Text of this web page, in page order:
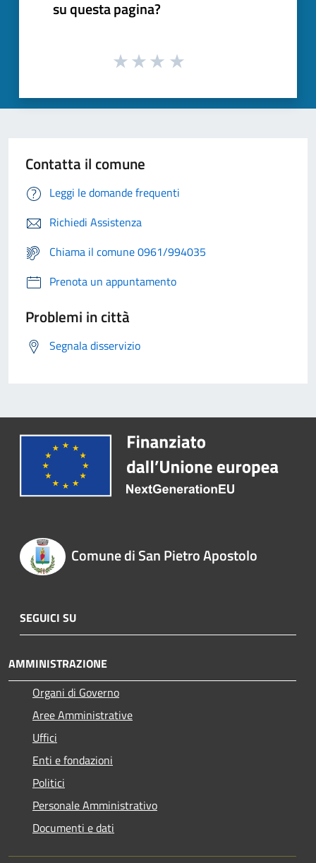
su questa pagina?
Contatta il comune
Leggi le domande frequenti
Richiedi Assistenza
Chiama il comune 0961/994035
Prenota un appuntamento
Problemi in città
Segnala disservizio
Comune di San Pietro Apostolo
SEGUICI SU
AMMINISTRAZIONE
Organi di Governo
Aree Amministrative
Uffici
Enti e fondazioni
Politici
Personale Amministrativo
Documenti e dati